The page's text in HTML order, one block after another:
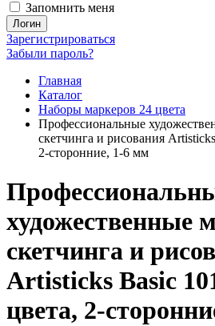
Запомнить меня
Логин
Зарегистрироваться
Забыли пароль?
Главная
Каталог
Наборы маркеров 24 цвета
Профессиональные
скетчинга и рисования
2-сторонние, 1-6 мм
художественные
скетчинга и
Artisticks Basic
цвета, 2-